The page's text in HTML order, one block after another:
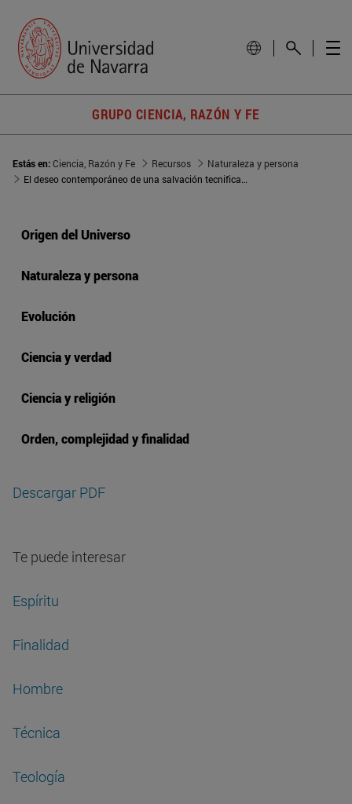
GRUPO CIENCIA, RAZÓN Y FE
Estás en:Ciencia, Razón y Fe Recursos
Naturaleza y persona
El deseo contemporáneo de una salvación tecnificada
Origen del Universo
Naturaleza y persona
Evolución
Ciencia y verdad
Ciencia y religión
Orden, complejidad y finalidad
Descargar PDF
Te puede interesar
Espíritu
Finalidad
Hombre
Técnica
Teología